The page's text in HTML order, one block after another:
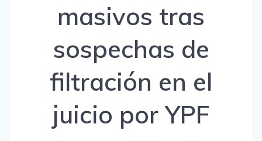
masivos tras
sospechas de
filtración en el
juicio por YPF